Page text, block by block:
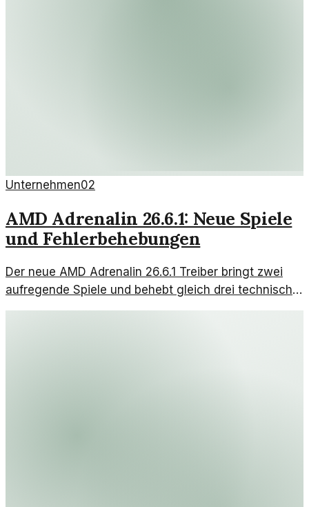
Unternehmen02
AMD Adrenalin 26.6.1: Neue Spiele
und Fehlerbehebungen
Der neue AMD Adrenalin 26.6.1 Treiber bringt zwei
aufregende Spiele und behebt gleich drei technische
Fehler. Ein Schritt vorwärts für Gamer!